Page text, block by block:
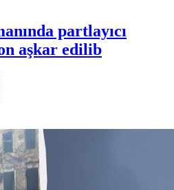
partlayıcı
aşkar edilib